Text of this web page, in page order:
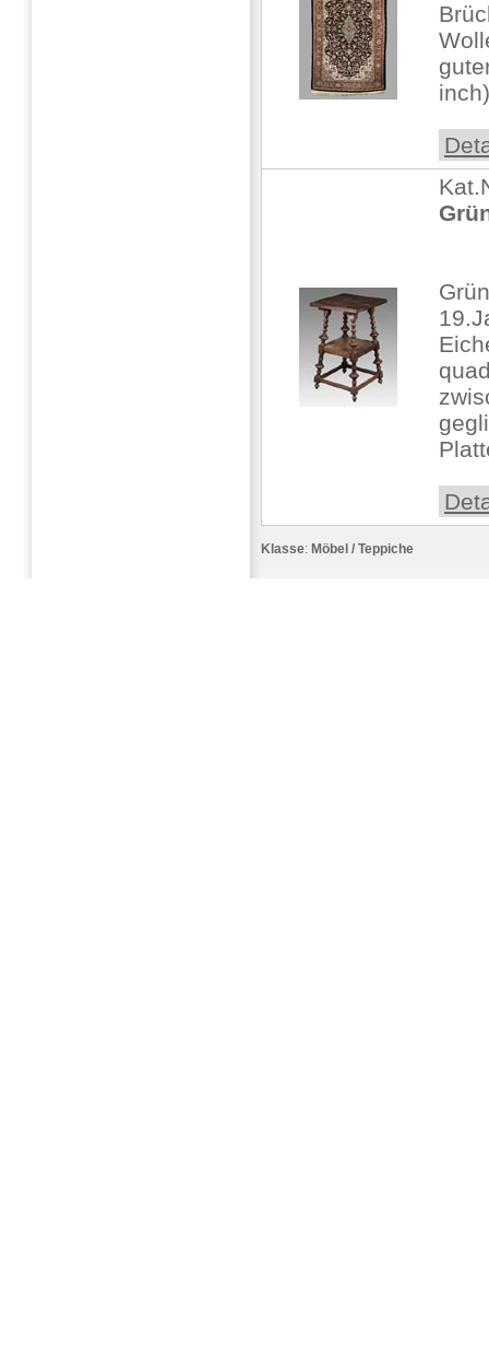
inch)
Klasse: Möbel / Teppiche